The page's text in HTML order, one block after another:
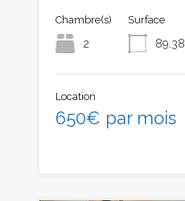
Chambre(s)
2
Surface
89.38
Location
650€ par mois